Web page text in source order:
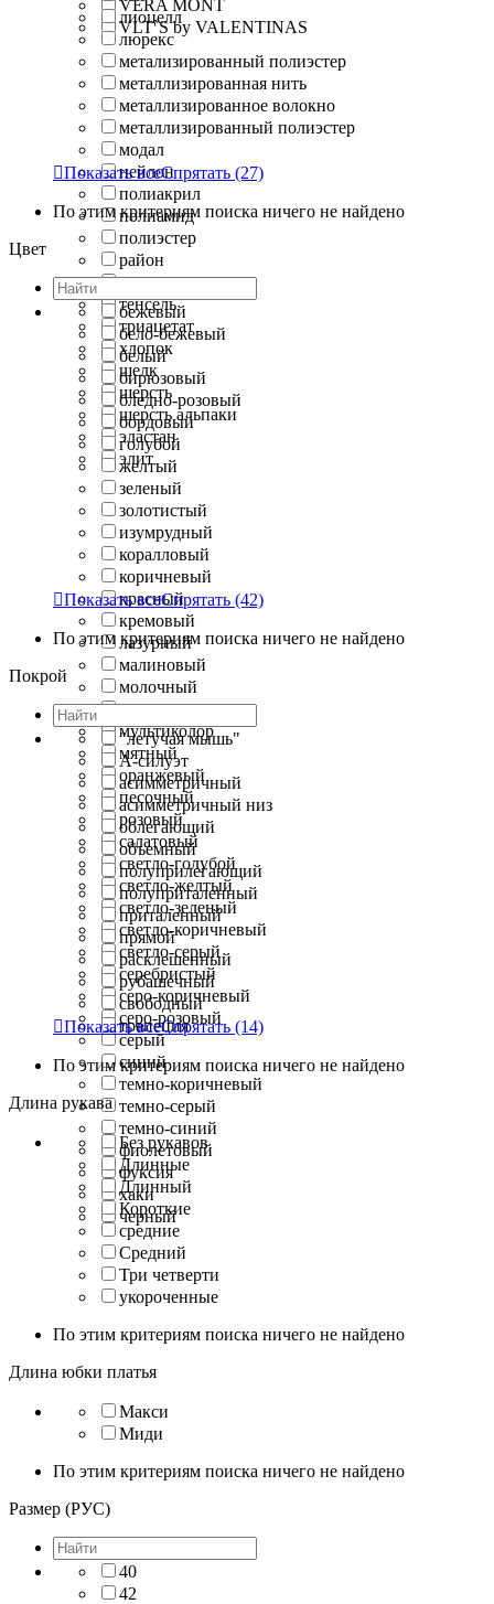
VERA MONT
VLT`S by VALENTINAS
лиоцелл
люрекс
метализированный полиэстер
металлизированная нить
металлизированное волокно
металлизированный полиэстер
модал
нейлон
полиакрил
полиамид
полиэстер
район
рами
тенсель
триацетат
хлопок
шелк
шерсть
шерсть альпаки
эластан
элит
Показать всеСпрятать (27)
По этим критериям поиска ничего не найдено
Цвет
бежевый
бело-бежевый
белый
бирюзовый
бледно-розовый
бордовый
голубой
желтый
зеленый
золотистый
изумрудный
коралловый
коричневый
красный
кремовый
лазурный
малиновый
молочный
морская волна
мультиколор
мятный
оранжевый
песочный
розовый
салатовый
светло-голубой
светло-желтый
светло-зеленый
светло-коричневый
светло-серый
серебристый
серо-коричневый
серо-розовый
серый
синий
темно-коричневый
темно-серый
темно-синий
фиолетовый
фуксия
хаки
черный
Показать всеСпрятать (42)
По этим критериям поиска ничего не найдено
Покрой
"летучая мышь"
А-силуэт
асимметричный
асимметричный низ
облегающий
объемный
полуприлегающий
полуприталенный
приталенный
прямой
расклешенный
рубашечный
свободный
трапеция
Показать всеСпрятать (14)
По этим критериям поиска ничего не найдено
Длина рукава
Без рукавов
Длинные
Длинный
Короткие
средние
Средний
Три четверти
укороченные
По этим критериям поиска ничего не найдено
Длина юбки платья
Макси
Миди
По этим критериям поиска ничего не найдено
Размер (РУС)
40
42